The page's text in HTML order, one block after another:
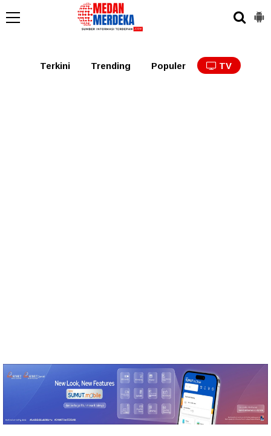
Tabagsel Tapanuli
Terkini Trending Populer TV